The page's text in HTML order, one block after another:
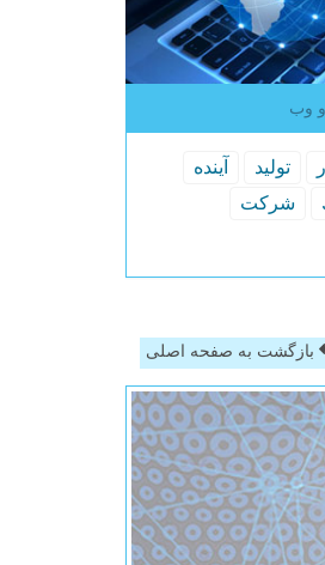
وب
تولید
آینده
شركت
بازگشت به صفحه اصلی